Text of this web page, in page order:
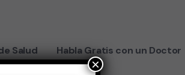
Salud Habla Gratis con un Doctor
×